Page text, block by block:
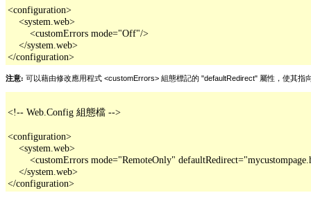
<configuration>
    <system.web>
        <customErrors mode="Off"/>
    </system.web>
</configuration>
注意: 可以藉由修改應用程式 <customErrors> 組態標記的 "defaultRedirect" 屬性，使其
<!-- Web.Config 組態檔 -->
<configuration>
    <system.web>
<customErrors mode="RemoteOnly"
    </system.web>
</configuration>